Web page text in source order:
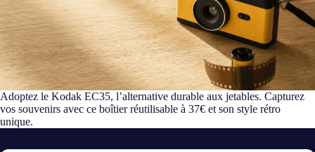
Adoptez le Kodak EC35, l’alternative durable aux jetables. Capturez
vos souvenirs avec ce boîtier réutilisable à 37€ et son style rétro
unique.